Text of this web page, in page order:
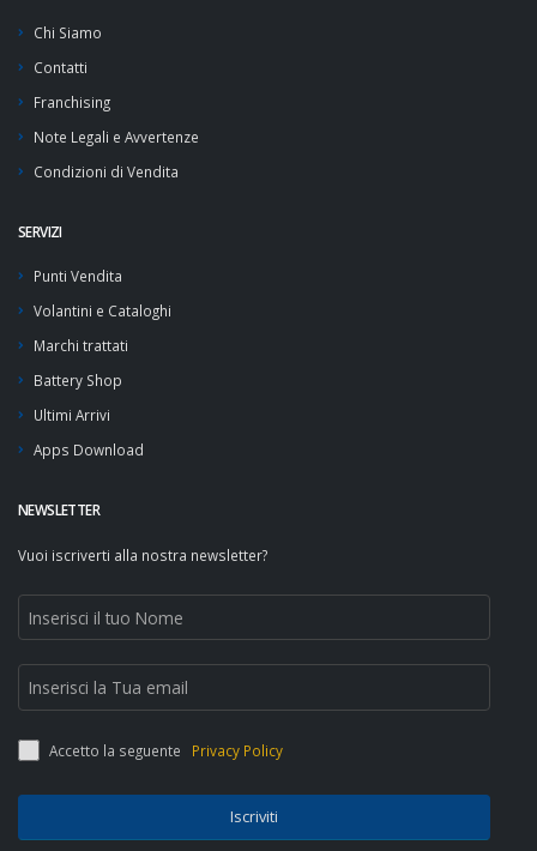
Chi Siamo
Contatti
Franchising
Note Legali e Avvertenze
Condizioni di Vendita
SERVIZI
Punti Vendita
Volantini e Cataloghi
Marchi trattati
Battery Shop
Ultimi Arrivi
Apps Download
NEWSLETTER
Vuoi iscriverti alla nostra newsletter?
Accetto la seguente Privacy Policy
Iscriviti